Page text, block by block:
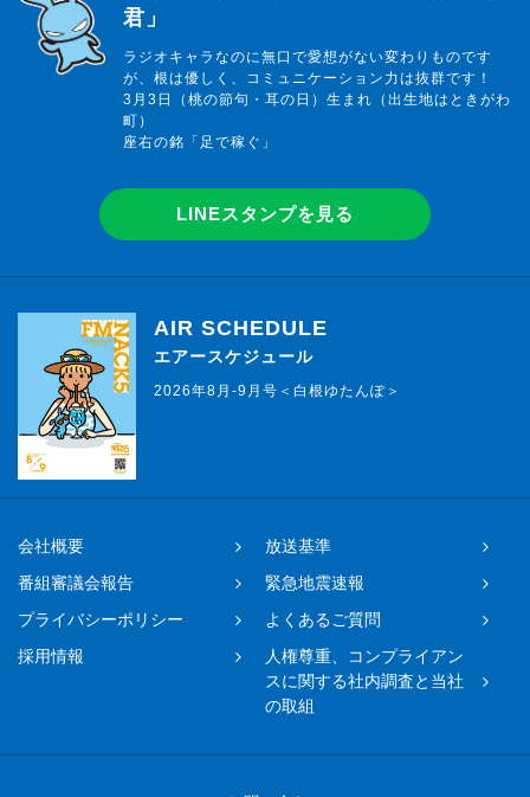
君」
ラジオキャラなのに無口で愛想がない変わりものです
が、根は優しく、コミュニケーション力は抜群です！
3月3日（桃の節句・耳の日）生まれ（出生地はときがわ
町）
座右の銘「足で稼ぐ」
LINEスタンプを見る
AIR SCHEDULE
エアースケジュール
2026年8月-9月号＜白根ゆたんぽ＞
会社概要
放送基準
番組審議会報告
緊急地震速報
プライバシーポリシー
よくあるご質問
採用情報
人権尊重、コンプライアン
スに関する社内調査と当社
の取組